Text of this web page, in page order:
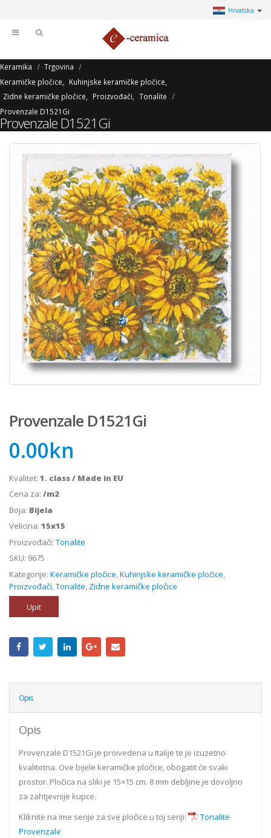
Hrvatska
Keramika
Trgovina
Keramičke pločice
Kuhinjske keramičke pločice
Zidne keramičke pločice
Proizvođači
Tonalite
Provenzale D1521Gi
Provenzale D1521Gi
Provenzale D1521Gi
0.00kn
Kvalitet: 1. class / Made in EU
Cena za: /m2
Boja: Bijela
Velicina: 15x15
Proizvođači: Tonalite
SKU: 9675
Kategorije: Keramičke pločice Kuhinjske keramičke pločice
Proizvođači Tonalite Zidne keramičke pločice
Upit
Opis
Opis
Provenzale D1521Gi je proivedena u Italije te je izuzetno
kvalitetna. Ove bijele keramičke pločice, obogatit će svaki
prostor. Pločica na sliki je 15×15 cm. 8 mm debljine je dovoljno
za zahtjevnije kupce.
Kliknite na ime serije za sve pločice u toj seriji:
Tonalite
Provenzale